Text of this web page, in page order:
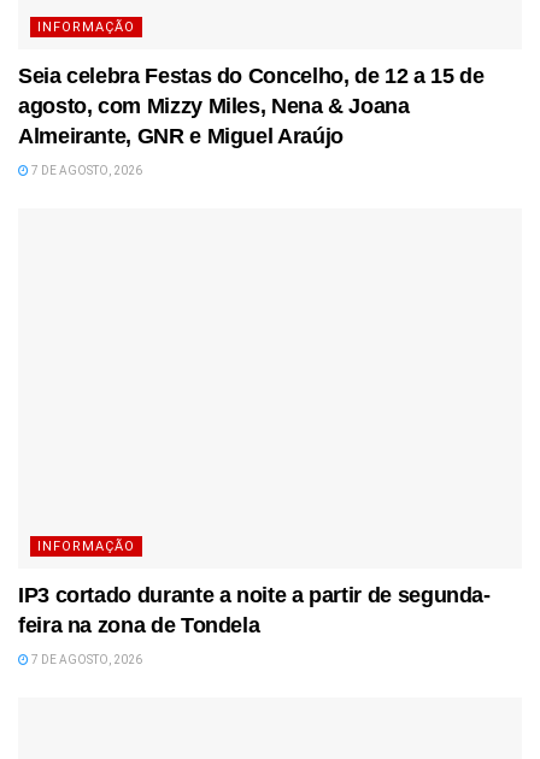
INFORMAÇÃO
Seia celebra Festas do Concelho, de 12 a 15 de
agosto, com Mizzy Miles, Nena & Joana
Almeirante, GNR e Miguel Araújo
7 DE AGOSTO, 2026
INFORMAÇÃO
IP3 cortado durante a noite a partir de segunda-
feira na zona de Tondela
7 DE AGOSTO, 2026